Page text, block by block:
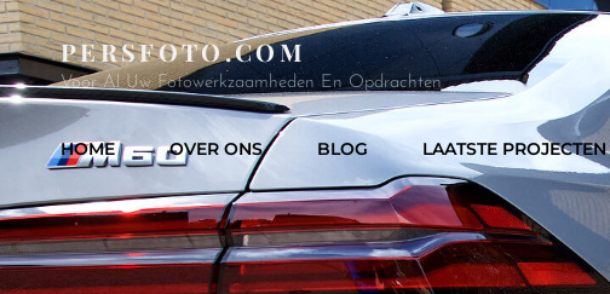
PERSFOTO.COM
Voor Al Uw Fotowerkzaamheden En Opdrachten
HOME OVER ONS BLOG LAATSTE PROJECTEN